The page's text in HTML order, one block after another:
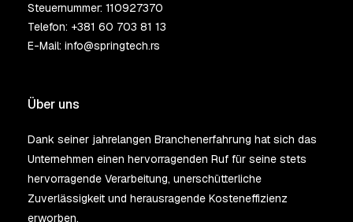
Steuernummer: 110927370
Telefon: +381 60 703 81 13
E-Mail: info@springtech.rs
Über uns
Dank seiner jahrelangen Branchenerfahrung hat sich das
Unternehmen einen hervorragenden Ruf für seine stets
hervorragende Verarbeitung, unerschütterliche
Zuverlässigkeit und herausragende Kosteneffizienz
erworben.